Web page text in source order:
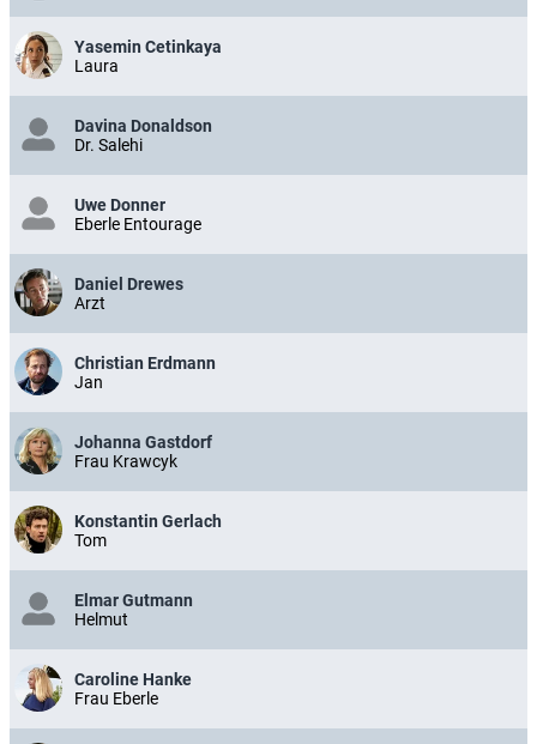
Yasemin Cetinkaya
Laura
Davina Donaldson
Dr. Salehi
Uwe Donner
Eberle Entourage
Daniel Drewes
Arzt
Christian Erdmann
Jan
Johanna Gastdorf
Frau Krawcyk
Konstantin Gerlach
Tom
Elmar Gutmann
Helmut
Caroline Hanke
Frau Eberle